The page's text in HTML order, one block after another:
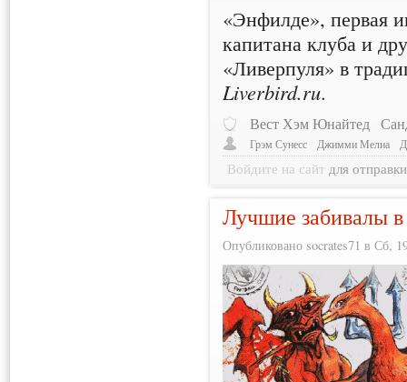
«Энфилде», первая
капитана клуба и
«Ливерпуля» в
Liverbird.ru.
Вест Хэм Юнайтед
Грэм Сунесс Джимми Мелиа
Войдите на сайт для
Лучшие забивалы
Опубликовано socrates71 в Сб,